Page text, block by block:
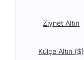
Ziynet Altın
Külçe Altın ($)